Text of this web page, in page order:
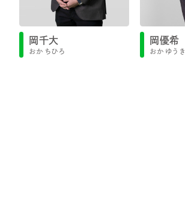
岡千大
おか ちひろ
岡優希
おか ゆうき